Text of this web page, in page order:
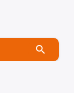
search